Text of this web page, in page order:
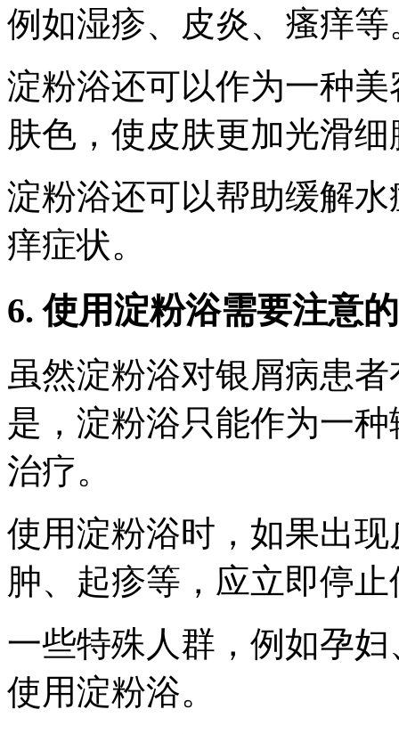
例如湿疹、皮炎、瘙痒等
淀粉浴还可以作为一种
肤色，使皮肤更加光滑细
淀粉浴还可以帮助缓解
痒症状。
6. 使用淀粉浴需要注意
虽然淀粉浴对银屑病患
是，淀粉浴只能作为一
治疗。
使用淀粉浴时，如果出
肿、起疹等，应立即停
一些特殊人群，例如孕
使用淀粉浴。